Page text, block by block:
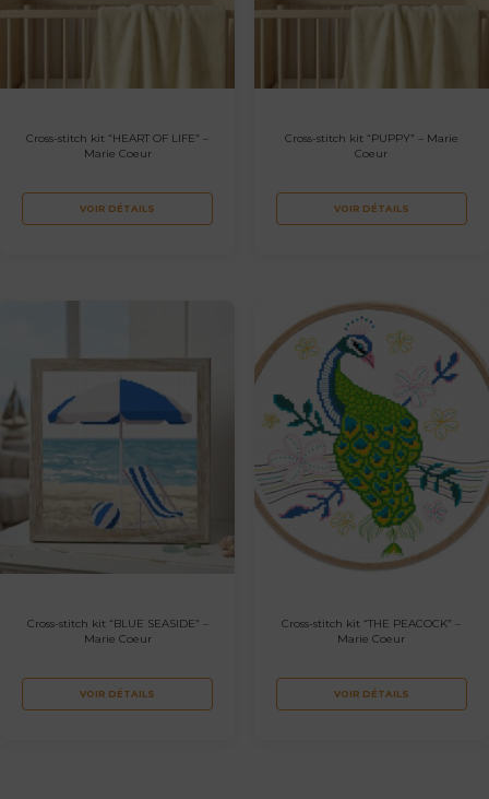
Cross-stitch kit “HEART OF LIFE” –
Marie Coeur
VOIR DÉTAILS
Cross-stitch kit “PUPPY” – Marie
Coeur
VOIR DÉTAILS
Cross-stitch kit “BLUE SEASIDE” –
Marie Coeur
VOIR DÉTAILS
Cross-stitch kit “THE PEACOCK” –
Marie Coeur
VOIR DÉTAILS